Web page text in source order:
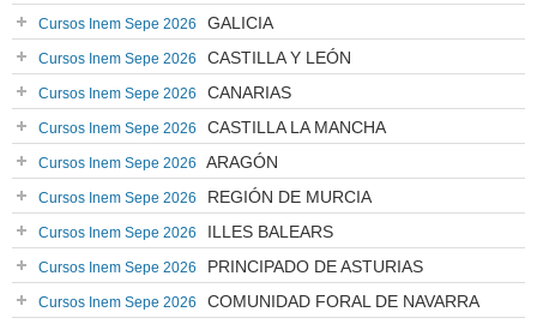
Cursos Inem Sepe 2026 GALICIA
Cursos Inem Sepe 2026 CASTILLA Y LEÓN
Cursos Inem Sepe 2026 CANARIAS
Cursos Inem Sepe 2026 CASTILLA LA MANCHA
Cursos Inem Sepe 2026 ARAGÓN
Cursos Inem Sepe 2026 REGIÓN DE MURCIA
Cursos Inem Sepe 2026 ILLES BALEARS
Cursos Inem Sepe 2026 PRINCIPADO DE ASTURIAS
Cursos Inem Sepe 2026 COMUNIDAD FORAL DE NAVARRA